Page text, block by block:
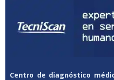
Centro de diagnóstico